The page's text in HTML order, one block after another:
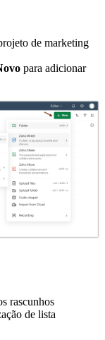
de marketing
para adicionar
rascunhos
de lista